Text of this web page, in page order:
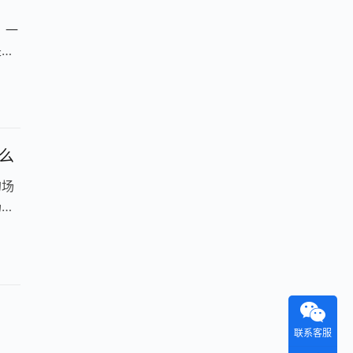
一
联系客服